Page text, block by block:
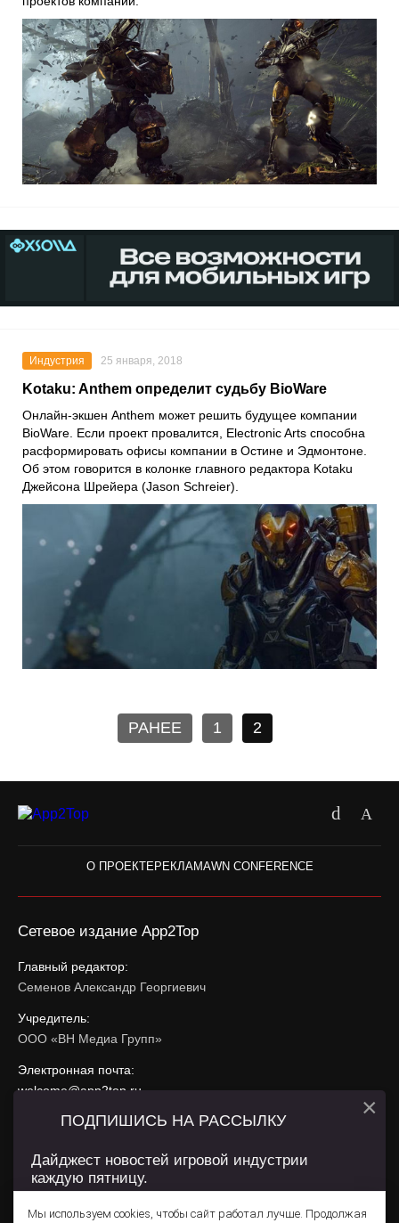
Индустрия 25 января, 2018
Kotaku: Anthem определит судьбу BioWare
Онлайн-экшен Anthem может решить будущее компании
BioWare . Если проект провалится, Electronic Arts способна
расформировать офисы компании в Остине и Эдмонтоне.
Об этом говорится в колонке главного редактора Kotaku
Джейсона Шрейера (Jason Schreier).
РАНЕЕ 1 2
О ПРОЕКТЕРЕКЛАМАWN CONFERENCE
Сетевое издание App2Top
Главный редактор:
Семенов Александр Георгиевич
Учредитель:
ООО «ВН Медиа Групп»
Электронная почта:
welcome@app2top.ru
При использовании материалов активная ссылка на
Сайт использует IP адреса, cookie, данные геолокации
использования содержатся вПолитике конфиденциальностии
Мы используем cookies, чтобы сайт работал лучше. Продолжая
ПОДПИШИСЬ НА РАССЫЛКУ
Дайджест новостей игровой индустрии
каждую пятницу.
×